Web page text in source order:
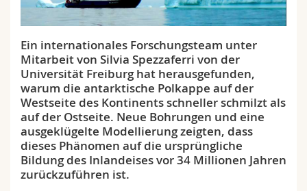
Math.-Nat. und Med. Fak.
Interfakultär
Mitarbeitende
Doktorierende
Webmail
Vorlesungsverzeichnis
MyUnifr
Ein internationales Forschungsteam unter
Mitarbeit von Silvia Spezzaferri von der
Universität Freiburg hat herausgefunden,
warum die antarktische Polkappe auf der
Westseite des Kontinents schneller schmilzt als
auf der Ostseite. Neue Bohrungen und eine
ausgeklügelte Modellierung zeigten, dass
dieses Phänomen auf die ursprüngliche
Bildung des Inlandeises vor 34 Millionen Jahren
zurückzuführen ist.